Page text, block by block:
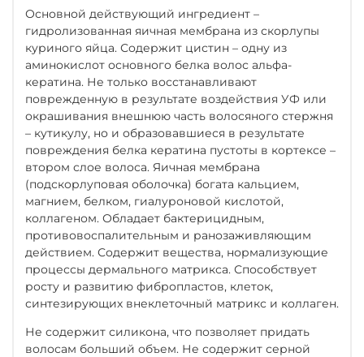
Основной действующий ингредиент –
гидролизованная яичная мембрана из скорлупы
куриного яйца. Содержит цистин – одну из
аминокислот основного белка волос альфа-
кератина. Не только восстанавливают
поврежденную в результате воздействия УФ или
окрашивания внешнюю часть волосяного стержня
– кутикулу, но и образовавшиеся в результате
повреждения белка кератина пустоты в кортексе –
втором слое волоса. Яичная мембрана
(подскорлуповая оболочка) богата кальцием,
магнием, белком, гиалуроновой кислотой,
коллагеном. Обладает бактерицидным,
противовоспалительным и ранозаживляющим
действием. Содержит вещества, нормализующие
процессы дермального матрикса. Способствует
росту и развитию фибропластов, клеток,
синтезирующих внеклеточный матрикс и коллаген.
Не содержит силикона, что позволяет придать
волосам больший объем. Не содержит серной